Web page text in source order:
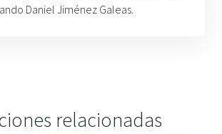
Daniel Jiménez Galeas.
relacionadas